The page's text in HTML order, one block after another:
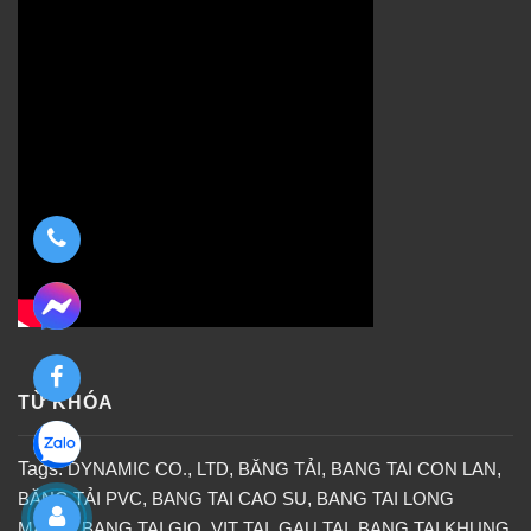
TỪ KHÓA
Tags:DYNAMIC CO., LTD, BĂNG TẢI , BANG TAI CON LAN,
BĂNG TẢI PVC, BANG TAI CAO SU, BANG TAI LONG